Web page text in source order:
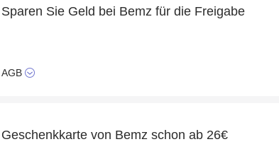
Sparen Sie Geld bei Bemz für die Freigabe
AGB
Geschenkkarte von Bemz schon ab 26€